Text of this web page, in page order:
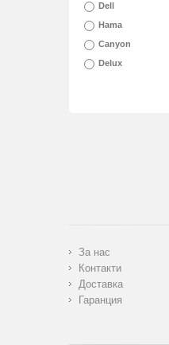
Dell
Hama
Canyon
Delux
За нас
Контакти
Доставка
Гаранция